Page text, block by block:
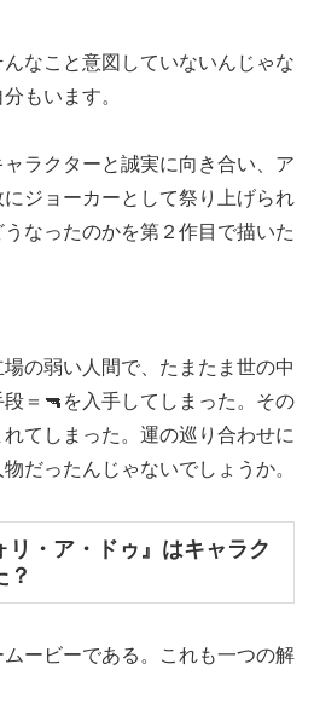
なこと意図していないんじゃな
もいます。
ラクターと誠実に向き合い、ア
ジョーカーとして祭り上げられ
なったのかを第２作目で描いた
の弱い人間で、たまたま世の中
＝🔫を入手してしまった。その
てしまった。運の巡り合わせに
だったんじゃないでしょうか。
・ア・ドゥ』はキャラク
？
ービーである。これも一つの解